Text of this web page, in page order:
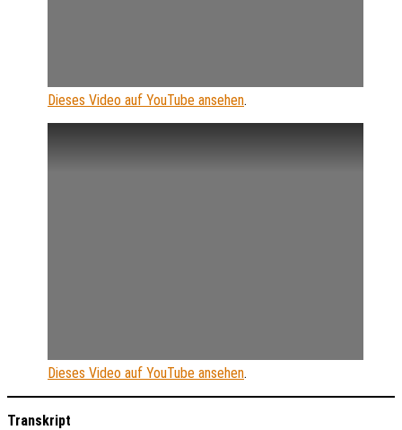
Dieses Video auf YouTube ansehen.
Dieses Video auf YouTube ansehen.
Transkript